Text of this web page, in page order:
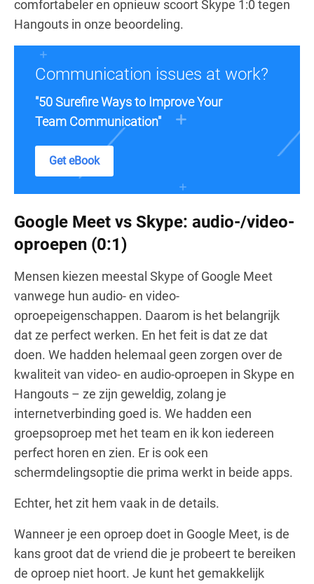
comfortabeler en opnieuw scoort Skype 1:0 tegen
Hangouts in onze beoordeling.
Communication issues at work?
"50 Surefire Ways to Improve Your
Team Communication"
Get eBook
Google Meet vs Skype: audio-/video-
oproepen (0:1)
Mensen kiezen meestal Skype of Google Meet
vanwege hun audio- en video-
oproepeigenschappen. Daarom is het belangrijk
dat ze perfect werken. En het feit is dat ze dat
doen. We hadden helemaal geen zorgen over de
kwaliteit van video- en audio-oproepen in Skype en
Hangouts – ze zijn geweldig, zolang je
internetverbinding goed is. We hadden een
groepsoproep met het team en ik kon iedereen
perfect horen en zien. Er is ook een
schermdelingsoptie die prima werkt in beide apps.
Echter, het zit hem vaak in de details.
Wanneer je een oproep doet in Google Meet, is de
kans groot dat de vriend die je probeert te bereiken
de oproep niet hoort. Je kunt het gemakkelijk